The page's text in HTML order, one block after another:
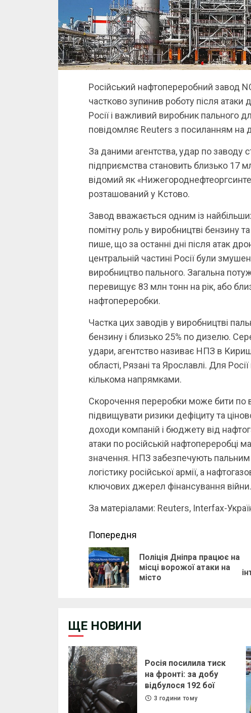
Російський нафтопереробний завод
частково зупинив роботу після
Росії і важливий виробник пального
повідомляє Reuters з посиланням на
За даними агентства, удар по заводу
підприємства становить близько 17
відомий як
розташований у Кстово.
Завод вважається одним із
помітну роль у виробництві бензину
пише, що за останні дні після атак
центральній частині Росії були
виробництво пального. Загальна
перевищує 83 млн тонн на рік, або
нафтопереробки.
Частка цих заводів у виробництві
бензину і близько 25% по дизелю.
удари, агентство називає НПЗ в
області, Рязані та Ярославлі. Для
кількома напрямками.
Скорочення переробки може бити по
підвищувати ризики дефіциту та
доходи компаній і бюджету від
атаки по російській нафтопереробці
значення. НПЗ забезпечують
логістику російської армії, а
ключових джерел фінансування війни.
За матеріалами: Reuters, Interfax-
Continue
Reading
Попередня
Поліція Дніпра працює на
місці ворожої атаки на
місто
ЩЕ НОВИНИ
Росія посилила тиск
на фронті: за добу
відбулося 192 бої
3 години тому